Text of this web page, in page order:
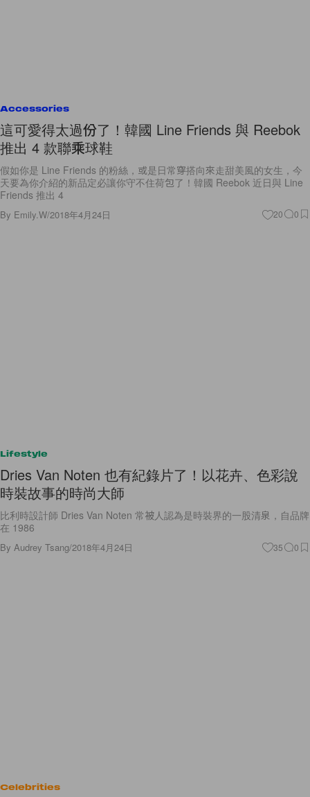
Accessories
這可愛得太過份了！韓國 Line Friends 與 Reebok
推出 4 款聯乘球鞋
假如你是 Line Friends 的粉絲，或是日常穿搭向來走甜美風的女生，今
天要為你介紹的新品定必讓你守不住荷包了！韓國 Reebok 近日與 Line
Friends 推出 4
By Emily.W/2018年4月24日 20 0
Lifestyle
Dries Van Noten 也有紀錄片了！以花卉、色彩說
時裝故事的時尚大師
比利時設計師 Dries Van Noten 常被人認為是時裝界的一股清泉，自品牌
在 1986
By Audrey Tsang/2018年4月24日 35 0
Celebrities